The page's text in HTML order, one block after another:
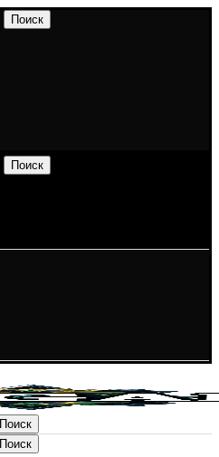
Поиск
Поиск
Поиск
Поиск